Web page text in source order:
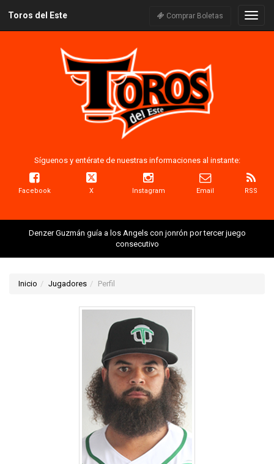
Toros del Este Comprar Boletas
Síguenos y entérate de nuestras informaciones al instante:
Facebook X Instagram Email RSS
Denzer Guzmán guía a los Angels con jonrón por tercer juego
consecutivo
Inicio Jugadores Perfil